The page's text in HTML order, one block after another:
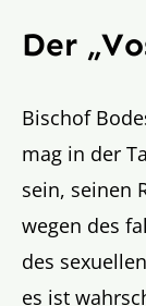
Der
Bischof
mag in der
sein, seinen
wegen des
des
es ist